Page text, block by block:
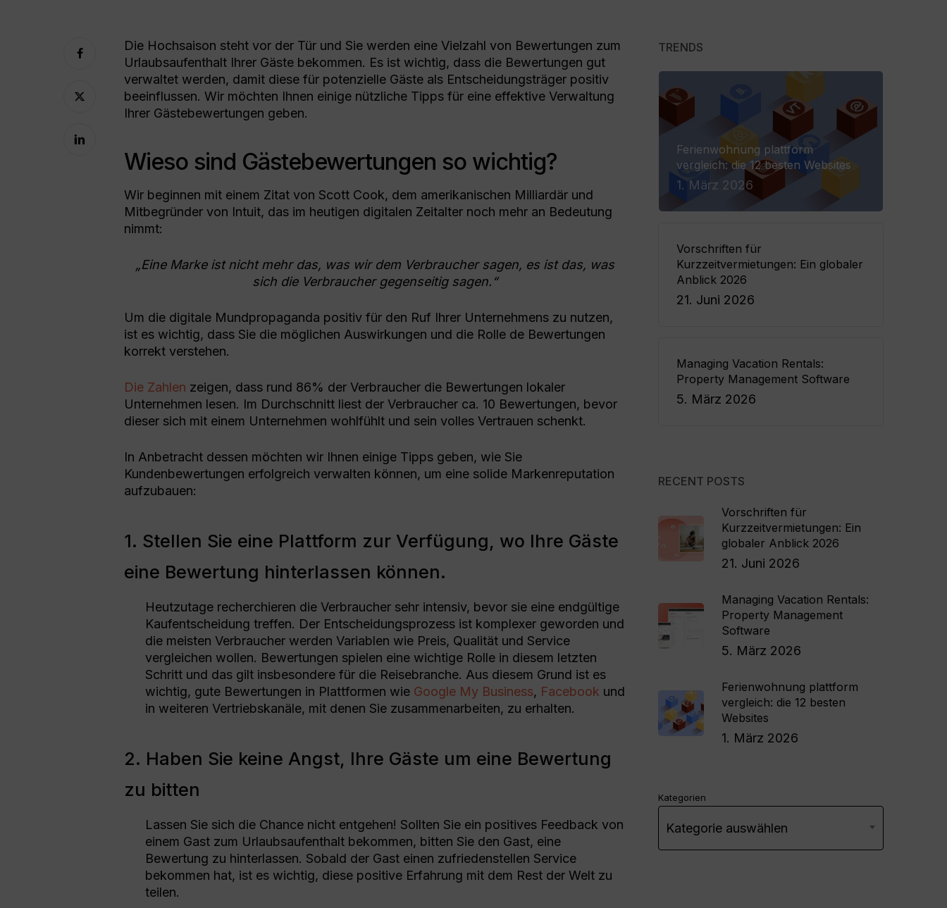
Drücken Sie die Eingabetaste, um zu suchen
Digital Marketing
Steigern Sie Ihren Traffic mit SEO und
PPC
Treffen Sie uns weltweit
Die Hochsaison steht vor der Tür und Sie werden eine Vielzahl von Bewertungen zum
Urlaubsaufenthalt Ihrer Gäste bekommen. Es ist wichtig, dass die Bewertungen gut
verwaltet werden, damit diese für potenzielle Gäste als Entscheidungsträger positiv
beeinflussen. Wir möchten Ihnen einige nützliche Tipps für eine effektive Verwaltung
Ihrer Gästebewertungen geben.
Wieso sind Gästebewertungen so wichtig?
Wir beginnen mit einem Zitat von Scott Cook, dem amerikanischen Milliardär und
Mitbegründer von Intuit, das im heutigen digitalen Zeitalter noch mehr an Bedeutung
nimmt:
„Eine Marke ist nicht mehr das, was wir dem Verbraucher sagen, es ist das, was
sich die Verbraucher gegenseitig sagen.“
Um die digitale Mundpropaganda positiv für den Ruf Ihrer Unternehmens zu nutzen,
ist es wichtig, dass Sie die möglichen Auswirkungen und die Rolle de Bewertungen
korrekt verstehen.
Die Zahlen zeigen, dass rund 86% der Verbraucher die Bewertungen lokaler
Unternehmen lesen. Im Durchschnitt liest der Verbraucher ca. 10 Bewertungen, bevor
dieser sich mit einem Unternehmen wohlfühlt und sein volles Vertrauen schenkt.
In Anbetracht dessen möchten wir Ihnen einige Tipps geben, wie Sie
Kundenbewertungen erfolgreich verwalten können, um eine solide Markenreputation
aufzubauen:
1. Stellen Sie eine Plattform zur Verfügung, wo Ihre Gäste
eine Bewertung hinterlassen können.
Heutzutage recherchieren die Verbraucher sehr intensiv, bevor sie eine endgültige
Kaufentscheidung treffen. Der Entscheidungsprozess ist komplexer geworden und
die meisten Verbraucher werden Variablen wie Preis, Qualität und Service
vergleichen wollen. Bewertungen spielen eine wichtige Rolle in diesem letzten
Schritt und das gilt insbesondere für die Reisebranche. Aus diesem Grund ist es
wichtig, gute Bewertungen in Plattformen wie Google My Business, Facebook und
in weiteren Vertriebskanäle, mit denen Sie zusammenarbeiten, zu erhalten.
2. Haben Sie keine Angst, Ihre Gäste um eine Bewertung
zu bitten
Lassen Sie sich die Chance nicht entgehen! Sollten Sie ein positives Feedback von
einem Gast zum Urlaubsaufenthalt bekommen, bitten Sie den Gast, eine
Bewertung zu hinterlassen. Sobald der Gast einen zufriedenstellen Service
bekommen hat, ist es wichtig, diese positive Erfahrung mit dem Rest der Welt zu
teilen.
TRENDS
Ferienwohnung plattform
vergleich: die 12 besten Websites
1. März 2026
Vorschriften für
Kurzzeitvermietungen: Ein globaler
Anblick 2026
21. Juni 2026
Managing Vacation Rentals:
Property Management Software
5. März 2026
RECENT POSTS
Vorschriften für
Kurzzeitvermietungen: Ein
globaler Anblick 2026
21. Juni 2026
Managing Vacation Rentals:
Property Management
Software
5. März 2026
Ferienwohnung plattform
vergleich: die 12 besten
Websites
1. März 2026
Kategorien
Kategorie auswählen